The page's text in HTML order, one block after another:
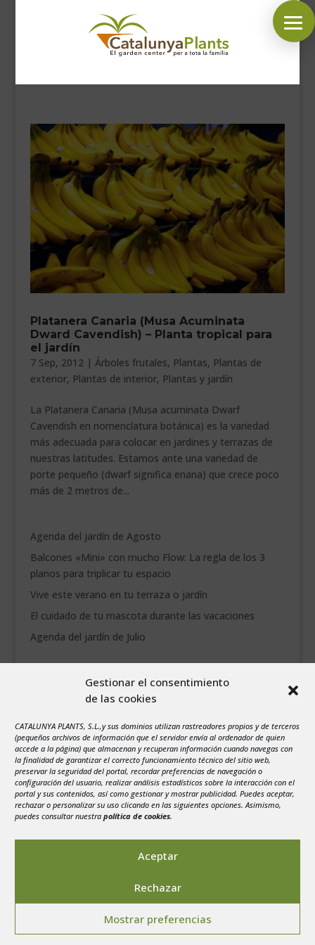
Gestionar el consentimiento
de las cookies
CATALUNYA PLANTS, S.L.,y sus dominios utilizan rastreadores propios y de terceros
(pequeños archivos de información que el servidor envía al ordenador de quien
accede a la página) que almacenan y recuperan información cuando navegas con
la finalidad de garantizar el correcto funcionamiento técnico del sitio web,
preservar la seguridad del portal, recordar preferencias de navegación o
configuración del usuario, realizar análisis estadísticos sobre la interacción con el
portal y sus contenidos, así como gestionar y mostrar publicidad. Puedes aceptar,
rechazar o personalizar su uso clicando en las siguientes opciones. Asimismo,
puedes consultar nuestra política de cookies.
Aceptar
Rechazar
Mostrar preferencias
SÍGUENOS EN:
INICIO
PLANTAS
COMPLEMENTOS JARDÍN
MASCOTAS
DECORACIÓN
HORARIO GARDEN
CONTACTAR
___________________________
VEURE EN CATALÀ
Platanera Canaria (Musa Acuminata
Dward Cavendish) – Planta tropical para
el jardín
7 Sep, 2012 | Árboles frutales, Plantas, Plantas de
exterior, Plantas de interior, Plantas y jardín
La Platanera Canaria (Musa acuminata Dwarf
Cavendish en nomenclatura botánica) es la variedad
más adecuada para colocar en jardines y terrazas de
nuestras latitudes. Estamos ante una variedad de
porte pequeño (dwarf significa enana) que crece poco
más de 2 metros de...
Agenda del jardín de Agosto
Balcones «Mini» con mucho Flow: La regla de los 3
planos para triplicar tu espacio
Vive este verano en tu terraza o jardín
El cuidado de tu mascota durante las vacaciones
Agenda del jardín de Julio
X J V S
3
4 5 6 7 8
9
10
11 12 13 14 15
16
17
18 19 20 21 22
23
24
25 26 27 28 29
30
31
Política de privacidad
Cookies